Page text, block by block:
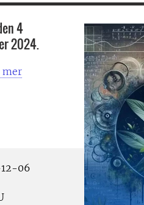
4
2024.
06